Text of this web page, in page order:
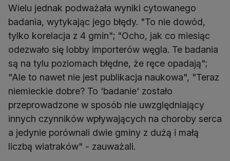
Wielu jednak podważała wyniki cytowanego
badania, wytykając jego błędy. "To nie dowód,
tylko korelacja z 4 gmin"; "Ocho, jak co miesiąc
odezwało się lobby importerów węgla. Te badania
są na tylu poziomach błędne, że ręce opadają";
"Ale to nawet nie jest publikacja naukowa", "Teraz
niemieckie dobre? To 'badanie' zostało
przeprowadzone w sposób nie uwzględniający
innych czynników wpływających na choroby serca
a jedynie porównali dwie gminy z dużą i małą
liczbą wiatraków" - zauważali.